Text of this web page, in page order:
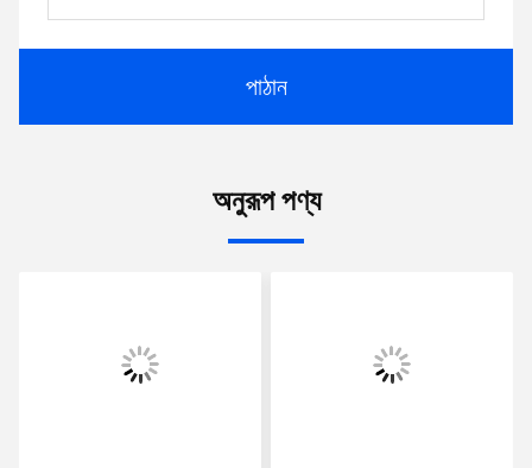
পাঠান
অনুরূপ পণ্য